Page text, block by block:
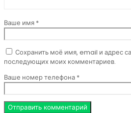
Ваше имя *
Сохранить моё имя, email и адрес
последующих моих комментариев.
Ваше номер телефона *